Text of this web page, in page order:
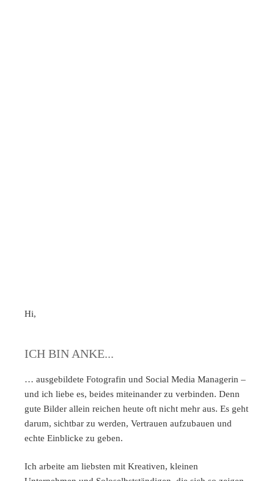
Hi,
ICH BIN ANKE...
… ausgebildete Fotografin und Social Media Managerin –
und ich liebe es, beides miteinander zu verbinden. Denn
gute Bilder allein reichen heute oft nicht mehr aus. Es geht
darum, sichtbar zu werden, Vertrauen aufzubauen und
echte Einblicke zu geben.
Ich arbeite am liebsten mit Kreativen, kleinen